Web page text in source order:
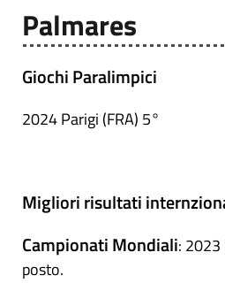
Palmares
Giochi Paralimpici
2024 Parigi (FRA) 5°
Migliori risultati
Campionati Mondiali: 2023
posto.